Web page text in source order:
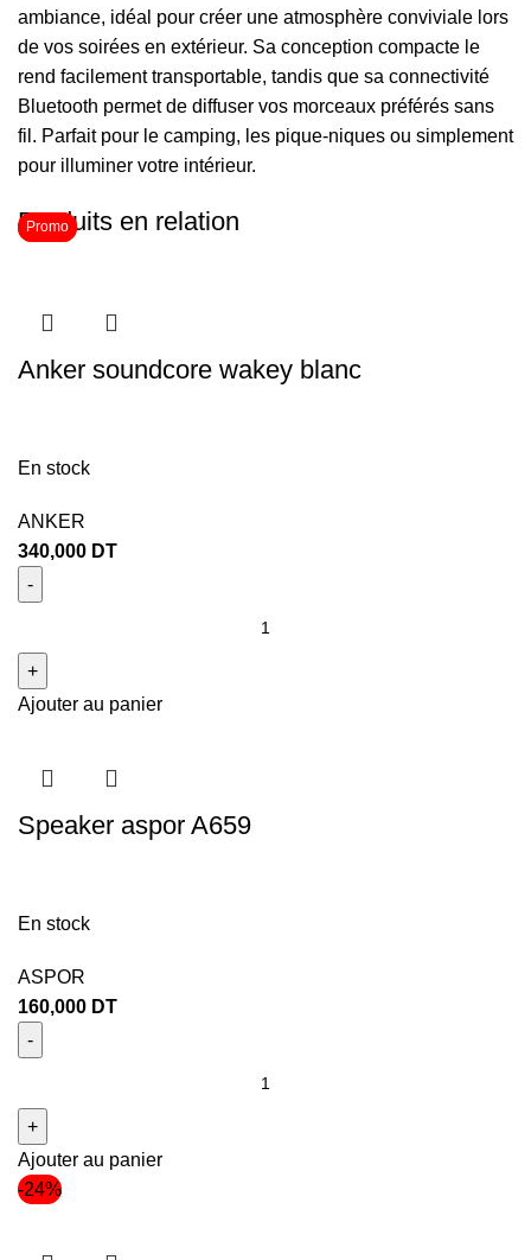
ambiance, idéal pour créer une atmosphère conviviale lors
de vos soirées en extérieur. Sa conception compacte le
rend facilement transportable, tandis que sa connectivité
Bluetooth permet de diffuser vos morceaux préférés sans
fil. Parfait pour le camping, les pique-niques ou simplement
pour illuminer votre intérieur.
Produits en relation
Anker soundcore wakey blanc
En stock
ANKER
340,000 DT
Ajouter au panier
Speaker aspor A659
En stock
ASPOR
160,000 DT
Ajouter au panier
-24%
Promo
Promo